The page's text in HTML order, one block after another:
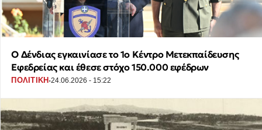
Ο Δένδιας εγκαινίασε το 1ο Κέντρο Μετεκπαίδευσης
Εφεδρείας και έθεσε στόχο 150.000 εφέδρων
ΠΟΛΙΤΙΚΗ ·24.06.2026 - 15:22